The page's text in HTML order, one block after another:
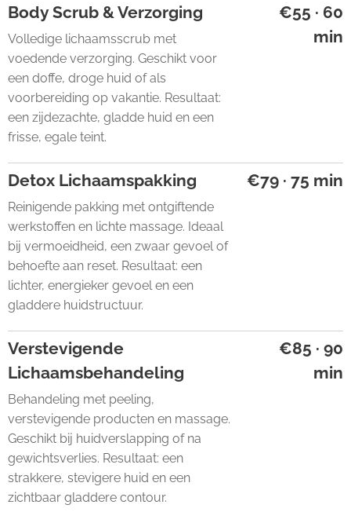
Body Scrub & Verzorging
Volledige lichaamsscrub met
voedende verzorging. Geschikt voor
een doffe, droge huid of als
voorbereiding op vakantie. Resultaat:
een zijdezachte, gladde huid en een
frisse, egale teint.
€55 · 60
min
Detox Lichaamspakking
Reinigende pakking met ontgiftende
werkstoffen en lichte massage. Ideaal
bij vermoeidheid, een zwaar gevoel of
behoefte aan reset. Resultaat: een
lichter, energieker gevoel en een
gladdere huidstructuur.
€79 · 75 min
Verstevigende
Lichaamsbehandeling
Behandeling met peeling,
verstevigende producten en massage.
Geschikt bij huidverslapping of na
gewichtsverlies. Resultaat: een
strakkere, stevigere huid en een
zichtbaar gladdere contour.
€85 · 90
min